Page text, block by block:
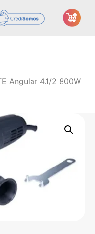
Angular 4.1/2 800W